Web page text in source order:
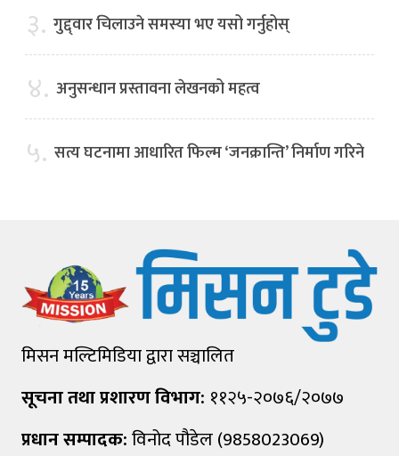
३. गुद्द्वार चिलाउने समस्या भए यसो गर्नुहोस्
४. अनुसन्धान प्रस्तावना लेखनको महत्व
५. सत्य घटनामा आधारित फिल्म ‘जनक्रान्ति’ निर्माण गरिने
मिसन मल्टिमिडिया द्वारा सञ्चालित
सूचना तथा प्रशारण विभाग: ११२५-२०७६/२०७७
प्रधान सम्पादक:विनोद पौडेल (9858023069)